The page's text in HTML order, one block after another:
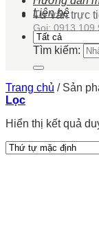
Tư vấn trực
Gọi: 0913 109
Liên hệ
Tìm kiếm:
Trang chủ /Sản
Lọc
Hiển thị kết quả